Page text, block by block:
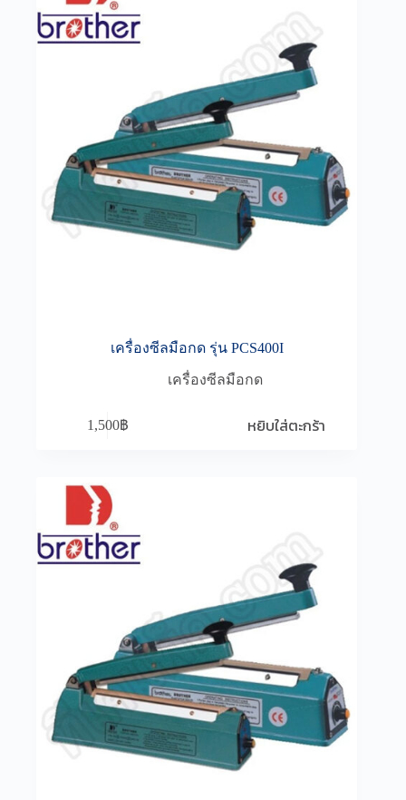
เครื่องซีลมือกด รุ่น PCS400I
เครื่องซีลมือกด
1,500฿ หยิบใส่ตะกร้า